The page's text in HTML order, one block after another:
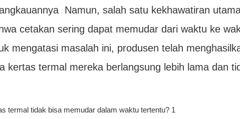
Namun, salah satu kekhawatiran
cetakan sering dapat memudar dari waktu ke
mengatasi masalah ini, produsen telah
kertas termal mereka berlangsung lebih lama dan